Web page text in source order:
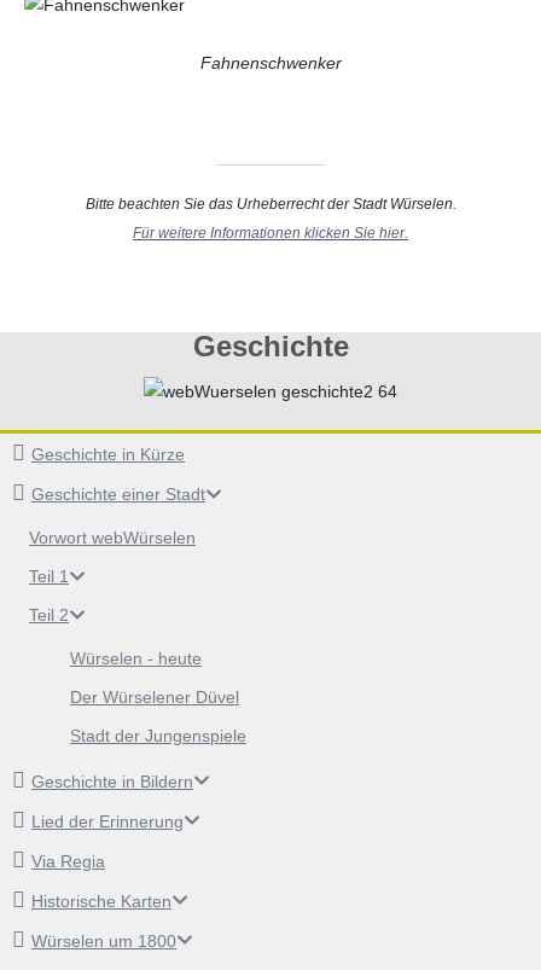
Geschichte
Geschichte in Kürze
Geschichte einer Stadt
Vorwort webWürselen
Teil 1
Teil 2
Würselen - heute
Der Würselener Düvel
Stadt der Jungenspiele
Geschichte in Bildern
Lied der Erinnerung
Via Regia
Historische Karten
Würselen um 1800
Fahnenschwenker
Bitte beachten Sie das Urheberrecht der Stadt Würselen.
Für weitere Informationen klicken Sie hier.